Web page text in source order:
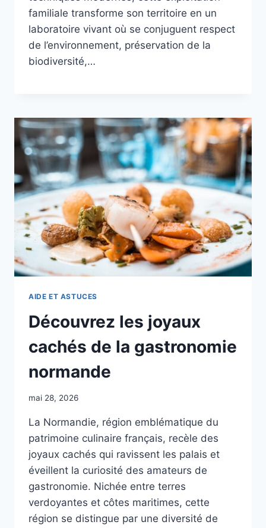
familiale transforme son territoire en un
laboratoire vivant où se conjuguent respect
de l’environnement, préservation de la
biodiversité,…
AIDE ET ASTUCES
Découvrez les joyaux
cachés de la gastronomie
normande
mai 28, 2026
La Normandie, région emblématique du
patrimoine culinaire français, recèle des
joyaux cachés qui ravissent les palais et
éveillent la curiosité des amateurs de
gastronomie. Nichée entre terres
verdoyantes et côtes maritimes, cette
région se distingue par une diversité de